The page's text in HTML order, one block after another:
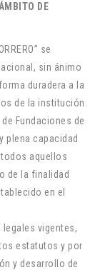
DE
se
sin ánimo
duradera a la
de la institución.
Fundaciones de
plena capacidad
aquellos
de la finalidad
en el
vigentes,
estatutos y por
y desarrollo de